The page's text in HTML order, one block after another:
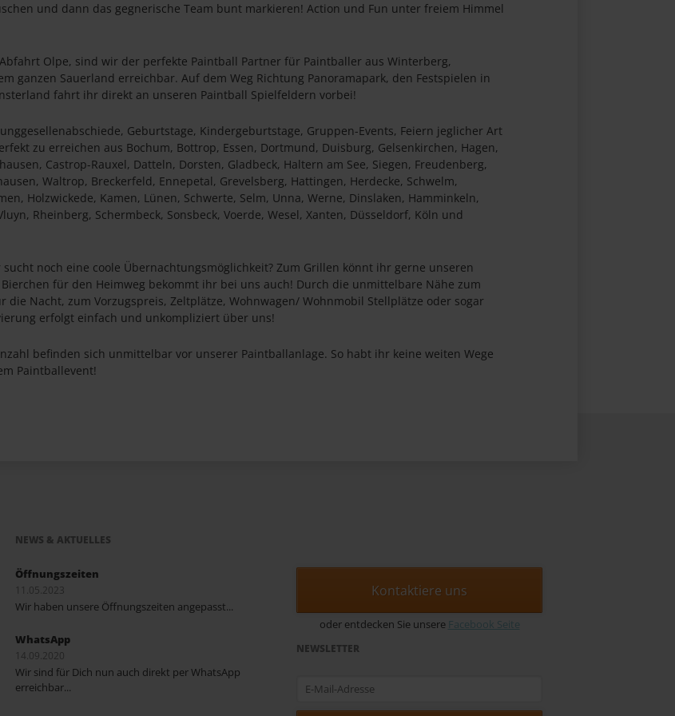
und dann das gegnerische Team bunt markieren! Action und Fun unter freiem Himmel
Olpe, sind wir der perfekte Paintball Partner für Paintballer aus Winterberg,
ganzen Sauerland erreichbar. Auf dem Weg Richtung Panoramapark, den Festspielen in
fahrt ihr direkt an unseren Paintball Spielfeldern vorbei!
Geburtstage, Kindergeburtstage, Gruppen-Events, Feiern jeglicher Art
zu erreichen aus Bochum, Bottrop, Essen, Dortmund, Duisburg, Gelsenkirchen, Hagen,
Castrop-Rauxel, Datteln, Dorsten, Gladbeck, Haltern am See, Siegen, Freudenberg,
Waltrop, Breckerfeld, Ennepetal, Grevelsberg, Hattingen, Herdecke, Schwelm,
Holzwickede, Kamen, Lünen, Schwerte, Selm, Unna, Werne, Dinslaken, Hamminkeln,
Rheinberg, Schermbeck, Sonsbeck, Voerde, Wesel, Xanten, Düsseldorf, Köln und
noch eine coole Übernachtungsmöglichkeit? Zum Grillen könnt ihr gerne unseren
für den Heimweg bekommt ihr bei uns auch! Durch die unmittelbare Nähe zum
die Nacht, zum Vorzugspreis, Zeltplätze, Wohnwagen/ Wohnmobil Stellplätze oder sogar
erfolgt einfach und unkompliziert über uns!
befinden sich unmittelbar vor unserer Paintballanlage. So habt ihr keine weiten Wege
Paintballevent!
NEWS & AKTUELLES
Öffnungszeiten
11.05.2023
Wir haben unsere Öffnungszeiten angepasst...
WhatsApp
14.09.2020
Wir sind für Dich nun auch direkt per WhatsApp
erreichbar...
Kontaktiere uns
oder entdecken Sie unsere Facebook Seite
NEWSLETTER
Mail-
Adresse